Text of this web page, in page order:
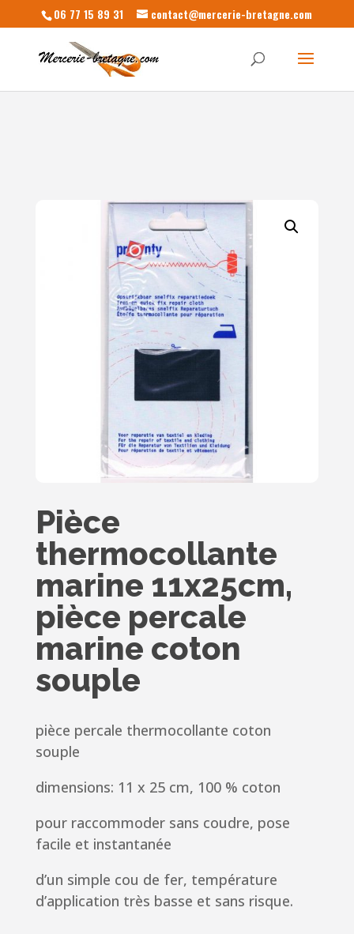
06 77 15 89 31 contact@mercerie-bretagne.com
Pièce
thermocollante
marine 11x25cm,
pièce percale
marine coton
souple
pièce percale thermocollante coton
souple
dimensions: 11 x 25 cm, 100 % coton
pour raccommoder sans coudre, pose
facile et instantanée
d’un simple cou de fer, température
d’application très basse et sans risque.